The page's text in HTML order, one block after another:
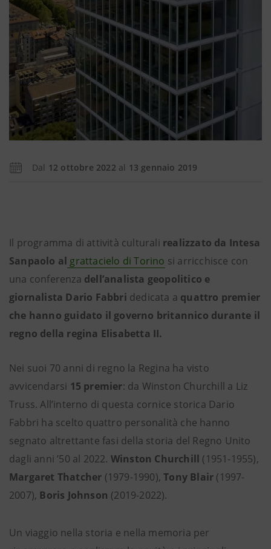
Dal 12 ottobre 2022 al 13 gennaio 2019
Il programma di attività culturali realizzato da Intesa
Sanpaolo al grattacielo di Torino si arricchisce con
una conferenza dell’analista geopolitico e
giornalista Dario Fabbri dedicata a quattro premier
che hanno guidato il governo britannico durante il
regno della regina Elisabetta II.
Nei suoi 70 anni di regno la Regina ha visto
avvicendarsi 15 premier: da Winston Churchill a Liz
Truss. All’interno di questa cornice storica Dario
Fabbri ha scelto quattro personalità che hanno
segnato altrettante fasi della storia del Regno Unito
dagli anni ’50 al 2022. Winston Churchill (1951-1955),
Margaret Thatcher (1979-1990),Tony Blair (1997-
2007), Boris Johnson (2019-2022).
Un viaggio nella storia e nella memoria per